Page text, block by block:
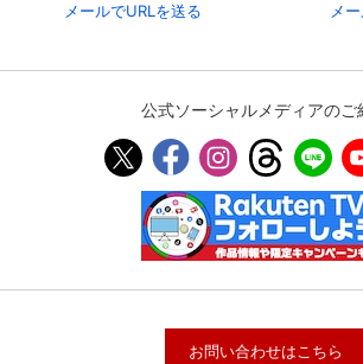
メールでURLを送る メ
公式ソーシャルメディアのご
お問い合わせはこちら